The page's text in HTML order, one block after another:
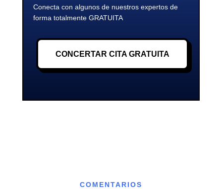
Conecta con algunos de nuestros expertos de
forma totalmente GRATUITA
CONCERTAR CITA GRATUITA
COMENTARIOS